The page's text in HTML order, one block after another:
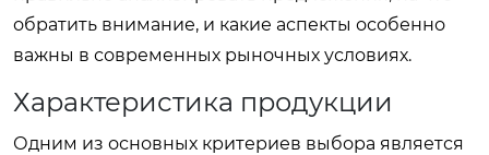
обратить внимание, и какие аспекты особенно
важны в современных рыночных условиях.
Характеристика продукции
Одним из основных критериев выбора является